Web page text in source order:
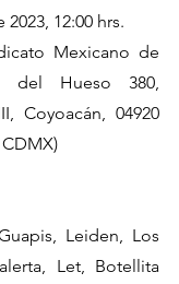
12:00 hrs.
Mexicano de
del Hueso 380,
Coyoacán, 04920
Leiden, Los
Let, Botellita